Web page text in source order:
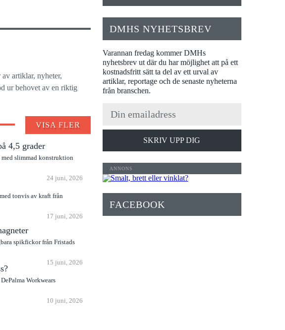
artiklar, nyheter,
ur behovet av en riktig
VISA FLER
4,5 grader
med slimmad konstruktion
24 juni, 2026
tonvis av kraft från
17 juni, 2026
spikfickor från Fristads
15 juni, 2026
Workwears
10 juni, 2026
DMHS NYHETSBREV
Varannan fredag kommer DMHs
nyhetsbrev ut där du har möjlighet att på ett
kostnadsfritt sätt ta del av ett urval av
artiklar, reportage och de senaste nyheterna
från branschen.
SKRIV UPP DIG
FACEBOOK